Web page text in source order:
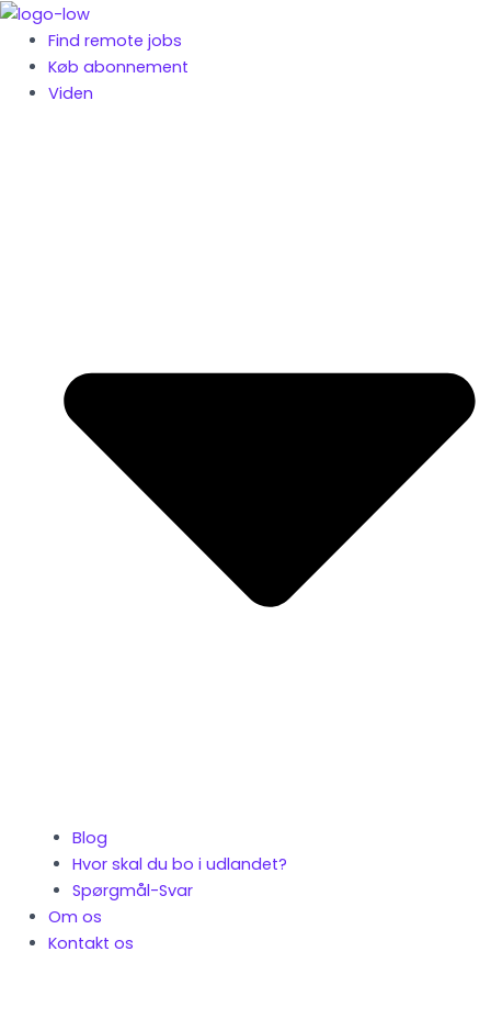
Gå
indholdet
Find remote jobs
Køb abonnement
Viden
Blog
Hvor skal du bo i udlandet?
Spørgmål-Svar
Om os
Kontakt os